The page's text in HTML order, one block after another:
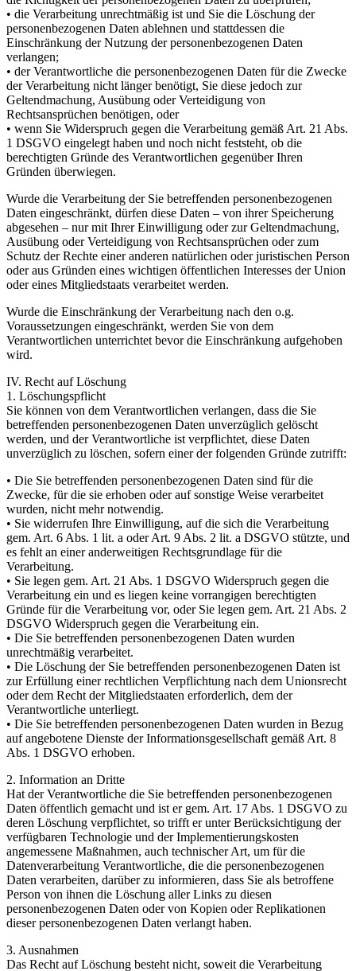
• die Verarbeitung unrechtmäßig ist und Sie die Löschung der
personenbezogenen Daten ablehnen und stattdessen die
Einschränkung der Nutzung der personenbezogenen Daten
verlangen;
• der Verantwortliche die personenbezogenen Daten für die Zwecke
der Verarbeitung nicht länger benötigt, Sie diese jedoch zur
Geltendmachung, Ausübung oder Verteidigung von
Rechtsansprüchen benötigen, oder
• wenn Sie Widerspruch gegen die Verarbeitung gemäß Art. 21 Abs.
1 DSGVO eingelegt haben und noch nicht feststeht, ob die
berechtigten Gründe des Verantwortlichen gegenüber Ihren
Gründen überwiegen.
Wurde die Verarbeitung der Sie betreffenden personenbezogenen
Daten eingeschränkt, dürfen diese Daten – von ihrer Speicherung
abgesehen – nur mit Ihrer Einwilligung oder zur Geltendmachung,
Ausübung oder Verteidigung von Rechtsansprüchen oder zum
Schutz der Rechte einer anderen natürlichen oder juristischen Person
oder aus Gründen eines wichtigen öffentlichen Interesses der Union
oder eines Mitgliedstaats verarbeitet werden.
Wurde die Einschränkung der Verarbeitung nach den o.g.
Voraussetzungen eingeschränkt, werden Sie von dem
Verantwortlichen unterrichtet bevor die Einschränkung aufgehoben
wird.
IV. Recht auf Löschung
1. Löschungspflicht
Sie können von dem Verantwortlichen verlangen, dass die Sie
betreffenden personenbezogenen Daten unverzüglich gelöscht
werden, und der Verantwortliche ist verpflichtet, diese Daten
unverzüglich zu löschen, sofern einer der folgenden Gründe zutrifft:
• Die Sie betreffenden personenbezogenen Daten sind für die
Zwecke, für die sie erhoben oder auf sonstige Weise verarbeitet
wurden, nicht mehr notwendig.
• Sie widerrufen Ihre Einwilligung, auf die sich die Verarbeitung
gem. Art. 6 Abs. 1 lit. a oder Art. 9 Abs. 2 lit. a DSGVO stützte, und
es fehlt an einer anderweitigen Rechtsgrundlage für die
Verarbeitung.
• Sie legen gem. Art. 21 Abs. 1 DSGVO Widerspruch gegen die
Verarbeitung ein und es liegen keine vorrangigen berechtigten
Gründe für die Verarbeitung vor, oder Sie legen gem. Art. 21 Abs. 2
DSGVO Widerspruch gegen die Verarbeitung ein.
• Die Sie betreffenden personenbezogenen Daten wurden
unrechtmäßig verarbeitet.
• Die Löschung der Sie betreffenden personenbezogenen Daten ist
zur Erfüllung einer rechtlichen Verpflichtung nach dem Unionsrecht
oder dem Recht der Mitgliedstaaten erforderlich, dem der
Verantwortliche unterliegt.
• Die Sie betreffenden personenbezogenen Daten wurden in Bezug
auf angebotene Dienste der Informationsgesellschaft gemäß Art. 8
Abs. 1 DSGVO erhoben.
2. Information an Dritte
Hat der Verantwortliche die Sie betreffenden personenbezogenen
Daten öffentlich gemacht und ist er gem. Art. 17 Abs. 1 DSGVO zu
deren Löschung verpflichtet, so trifft er unter Berücksichtigung der
verfügbaren Technologie und der Implementierungskosten
angemessene Maßnahmen, auch technischer Art, um für die
Datenverarbeitung Verantwortliche, die die personenbezogenen
Daten verarbeiten, darüber zu informieren, dass Sie als betroffene
Person von ihnen die Löschung aller Links zu diesen
personenbezogenen Daten oder von Kopien oder Replikationen
dieser personenbezogenen Daten verlangt haben.
3. Ausnahmen
Das Recht auf Löschung besteht nicht, soweit die Verarbeitung